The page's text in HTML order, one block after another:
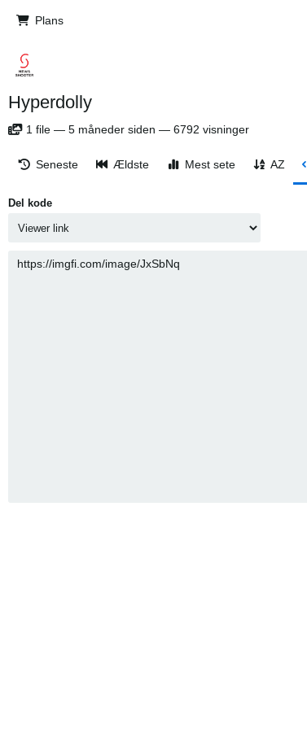
Plans
Hyperdolly
1 file — 5 måneder siden — 6792 visninger
Seneste Ældste Mest sete AZ
Del kode